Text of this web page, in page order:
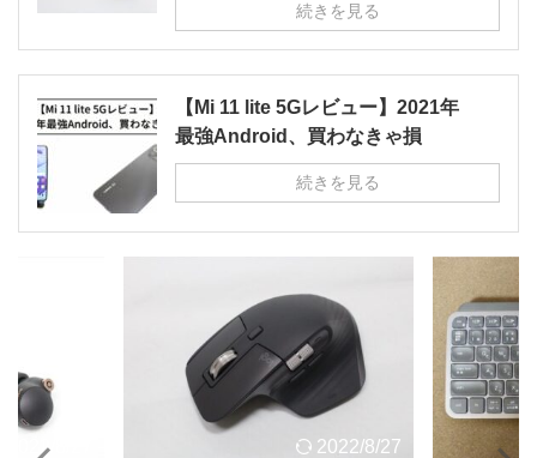
続きを見る
【Mi 11 lite 5Gレビュー】2021年
最強Android、買わなきゃ損
続きを見る
2022/8/27 2022/8/27